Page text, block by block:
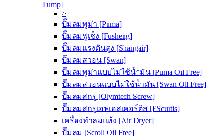
Pump]
>
ปั๊มลมพูม่า [Puma]
ปั๊มลมฟูเช็ง [Fusheng]
ปั๊มลมแรงดันสูง [Shangair]
ปั๊มลมสวอน [Swan]
ปั๊มลมพูม่าแบบไม่ใช้น้ำมัน [Puma Oil Free]
ปั๊มลมสวอนแบบไม่ใช้น้ำมัน [Swan Oil Free]
ปั๊มลมสกรู [Olymtech Screw]
ปั๊มลมสกรูเอฟเอสเคอร์ติส [FScurtis]
เครื่องทำลมแห้ง [Air Dryer]
ปั๊มลม [Scroll Oil Free]